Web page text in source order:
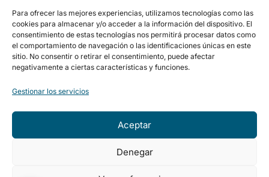
Para ofrecer las mejores experiencias, utilizamos tecnologías como las
cookies para almacenar y/o acceder a la información del dispositivo. El
consentimiento de estas tecnologías nos permitirá procesar datos como
el comportamiento de navegación o las identificaciones únicas en este
sitio. No consentir o retirar el consentimiento, puede afectar
negativamente a ciertas características y funciones.
Gestionar los servicios
Aceptar
Denegar
Capacidad
Housing
Llave en mano
Morocco
El Hierro
Ring
Fuerteventura
Políticas
Aviso legalPolítica de privacidadPolítica de calidad y